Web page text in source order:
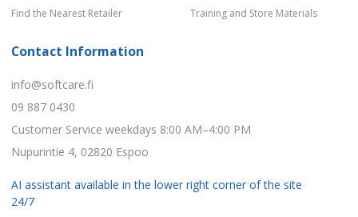
Find the Nearest Retailer
Training and Store Materials
Contact Information
info@softcare.fi
09 887 0430
Customer Service weekdays 8:00 AM–4:00 PM
Nupurintie 4, 02820 Espoo
AI assistant available in the lower right corner of the site
24/7